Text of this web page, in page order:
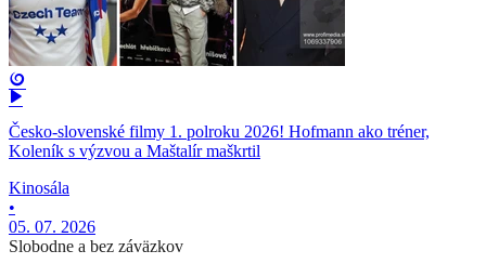
Česko-slovenské filmy 1. polroku 2026! Hofmann ako tréner,
Koleník s výzvou a Maštalír maškrtil
Kinosála
•
05. 07. 2026
Slobodne a bez záväzkov